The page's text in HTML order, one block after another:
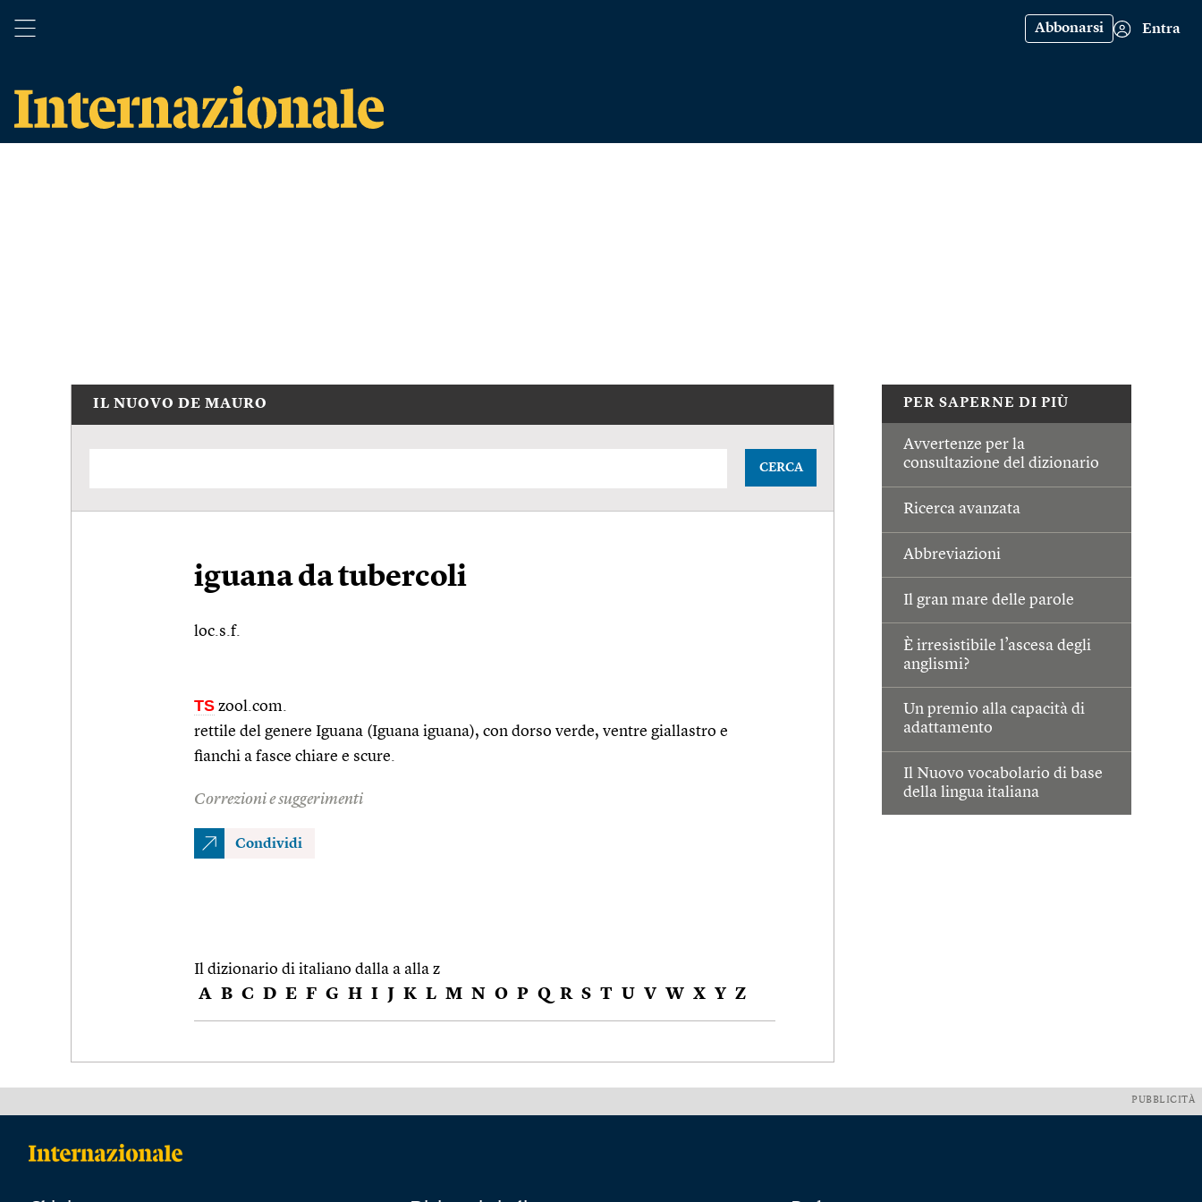
Abbonarsi Entra
PER SAPERNE DI PIÙ
Avvertenze per la
consultazione del dizionario
Ricerca avanzata
Abbreviazioni
Il gran mare delle parole
È irresistibile l’ascesa degli
anglismi?
Un premio alla capacità di
adattamento
Il Nuovo vocabolario di base
della lingua italiana
IL NUOVO DE MAURO
CERCA
iguana da tubercoli
loc.s.f.
TS zool.com.
rettile del genere Iguana (Iguana iguana), con dorso verde, ventre giallastro e
fianchi a fasce chiare e scure.
Correzioni e suggerimenti
Condividi
Il dizionario di italiano dalla a alla z
A B C D E F G H I J K L M N O P Q R S T U V W X Y Z
PUBBLICITÀ